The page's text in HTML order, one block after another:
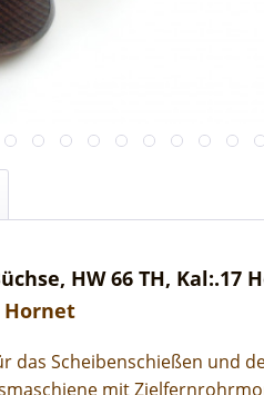
HW 66 TH, Kal:.17
Hornet
das Scheibenschießen und
mit